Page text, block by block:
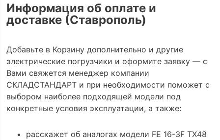
Информация об оплате и
доставке (Ставрополь)
Добавьте в Корзину дополнительно и другие
электрические погрузчики и оформите заявку — с
Вами свяжется менеджер компании
СКЛАДСТАНДАРТ и при необходимости поможет с
выбором наиболее подходящей модели под
конкретные условия эксплуатации, а также:
расскажет об аналогах модели FE 16-3F TX48